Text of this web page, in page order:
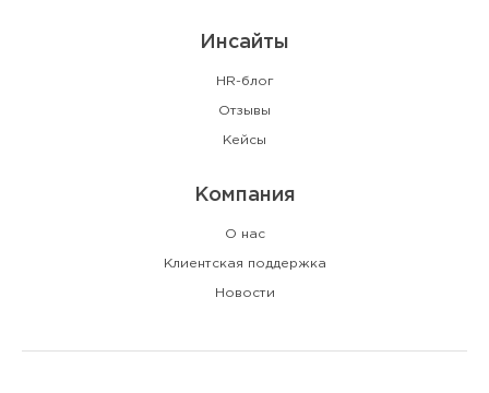
Инсайты
HR-блог
Отзывы
Кейсы
Компания
О нас
Клиентская поддержка
Новости